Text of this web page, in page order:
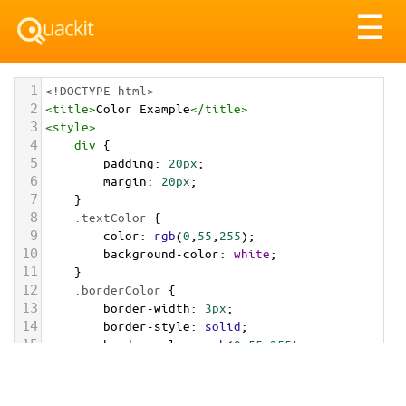
☰
1 <!DOCTYPE html>
2 <title>Color Example</title>
3 <style>
4 div {
5 padding: 20px;
6 margin: 20px;
7 }
8 .textColor {
9 color: rgb(0 55 255);
10 background-color: white;
11 }
12 .borderColor {
13 border-width: 3px;
14 border-style: solid;
15 border-color: rgb(0,55,255);